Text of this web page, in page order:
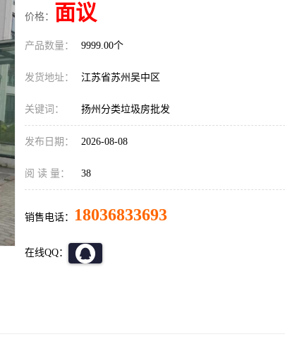
价格： 面议
产品数量： 9999.00个
发货地址： 江苏省苏州吴中区
关键词： 扬州分类垃圾房批发
发布日期： 2026-08-08
阅 读 量： 38
销售电话： 18036833693
在线QQ：